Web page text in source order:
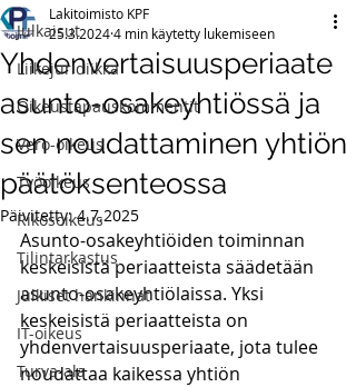
Julkaisut
Liikejuridiikka
Oikeustapauskommentit
Vero-oikeus
Työoikeus
Rikosoikeus
Tilintarkastus
Julkiset hankinnat
IT-oikeus
Turva-ala
Yhdenvertaisuusperiaate
asunto-osakeyhtiössä ja
sen noudattaminen yhtiön
päätöksenteossa
Lakitoimisto KPF
25.3.20244 min käytetty lukemiseen
Päivitetty:4.7.2025
Asunto-osakeyhtiöiden toiminnan
keskeisistä periaatteista säädetään
asunto-osakeyhtiölaissa. Yksi
keskeisistä periaatteista on
yhdenvertaisuusperiaate, jota tulee
noudattaa kaikessa yhtiön